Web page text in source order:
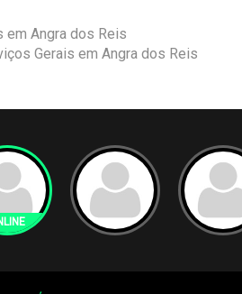
em Angra dos Reis
Gerais em Angra dos Reis